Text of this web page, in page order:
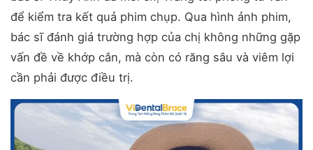
để kiểm tra kết quả phim chụp. Qua hình ảnh phim,
bác sĩ đánh giá trường hợp của chị không những gặp
vấn đề về khớp cắn, mà còn có răng sâu và viêm lợi
cần phải được điều trị.